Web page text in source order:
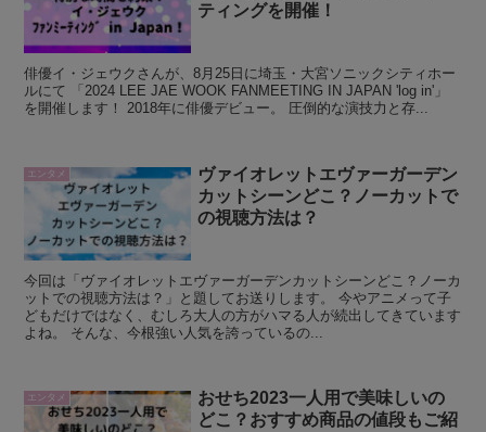
ティングを開催！
俳優イ・ジェウクさんが、8月25日に埼玉・大宮ソニックシティホー
ルにて 「2024 LEE JAE WOOK FANMEETING IN JAPAN 'log in'」
を開催します！ 2018年に俳優デビュー。 圧倒的な演技力と存...
エンタメ
ヴァイオレットエヴァーガーデン
カットシーンどこ？ノーカットで
の視聴方法は？
今回は「ヴァイオレットエヴァーガーデンカットシーンどこ？ノーカ
ットでの視聴方法は？」と題してお送りします。 今やアニメって子
どもだけではなく、むしろ大人の方がハマる人が続出してきています
よね。 そんな、今根強い人気を誇っているの...
エンタメ
おせち2023一人用で美味しいの
どこ？おすすめ商品の値段もご紹